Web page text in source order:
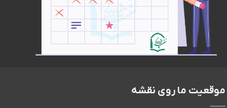
موقعیت ما روی نقشه